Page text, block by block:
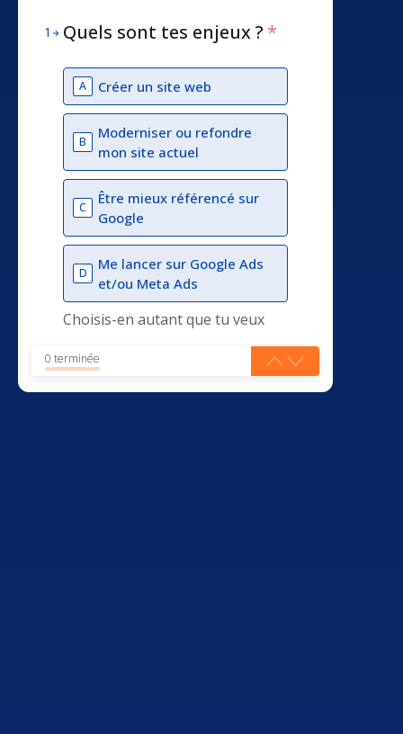
1 Quels sont tes enjeux ? *
A Créer un site web
B
Moderniser ou refondre
mon site actuel
C
Être mieux référencé sur
Google
D
Me lancer sur Google Ads
et/ou Meta Ads
Choisis-en autant que tu veux
0 terminée